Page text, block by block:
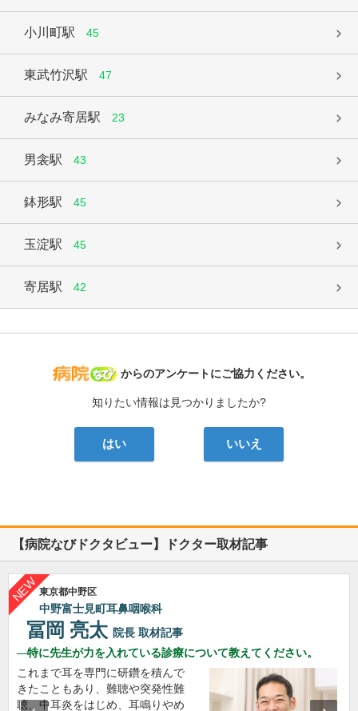
小川町駅 45
東武竹沢駅 47
みなみ寄居駅 23
男衾駅 43
鉢形駅 45
玉淀駅 45
寄居駅 42
病院なび
からのアンケートにご協力ください。
知りたい情報は見つかりましたか?
はい いいえ
【病院なびドクタビュー】ドクター取材記事
東京都中野区
中野富士見町耳鼻咽喉科
冨岡 亮太 院長 取材記事
特に先生が力を入れている診療について教えてください。
これまで耳を専門に研鑽を積んで
きたこともあり、難聴や突発性難
聴、中耳炎をはじめ、耳鳴りやめ